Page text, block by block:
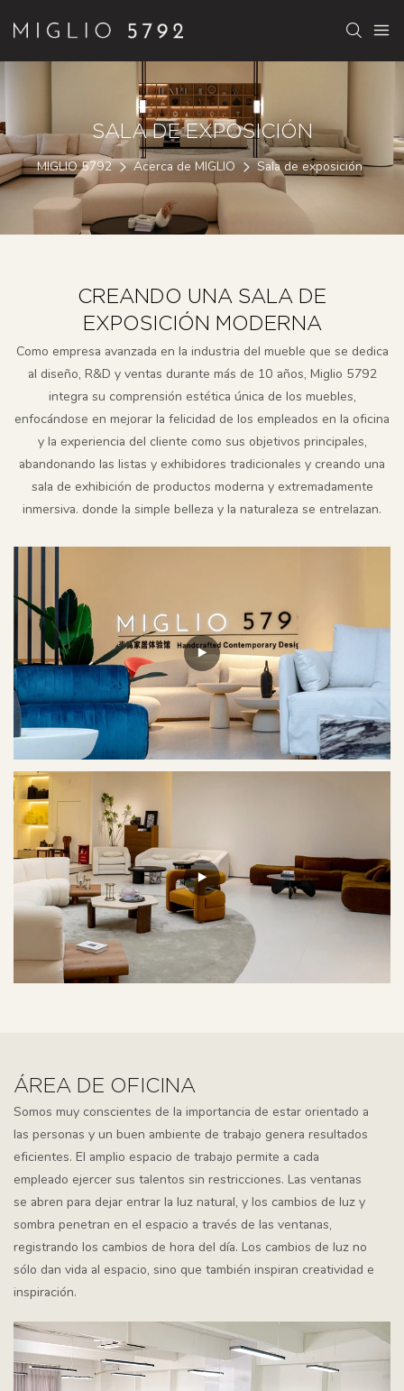
SALA DE EXPOSICIÓN
MIGLIO 5792 Acerca de MIGLIO Sala de exposición
CREANDO UNA SALA DE
EXPOSICIÓN MODERNA
Como empresa avanzada en la industria del mueble que se dedica
al diseño, R&D y ventas durante más de 10 años, Miglio 5792
integra su comprensión estética única de los muebles,
enfocándose en mejorar la felicidad de los empleados en la oficina
y la experiencia del cliente como sus objetivos principales,
abandonando las listas y exhibidores tradicionales y creando una
sala de exhibición de productos moderna y extremadamente
inmersiva. donde la simple belleza y la naturaleza se entrelazan.
ÁREA DE OFICINA
Somos muy conscientes de la importancia de estar orientado a
las personas y un buen ambiente de trabajo genera resultados
eficientes. El amplio espacio de trabajo permite a cada
empleado ejercer sus talentos sin restricciones. Las ventanas
se abren para dejar entrar la luz natural, y los cambios de luz y
sombra penetran en el espacio a través de las ventanas,
registrando los cambios de hora del día. Los cambios de luz no
sólo dan vida al espacio, sino que también inspiran creatividad e
inspiración.